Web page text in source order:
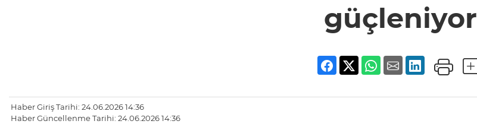
güçleniyor
Haber Giriş Tarihi: 24.06.2026 14:36
Haber Güncellenme Tarihi: 24.06.2026 14:36